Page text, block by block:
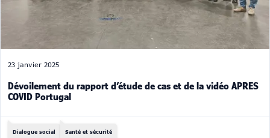
23 janvier 2025
Dévoilement du rapport d’étude de cas et de la vidéo APRES
COVID Portugal
Dialogue social Santé et sécurité